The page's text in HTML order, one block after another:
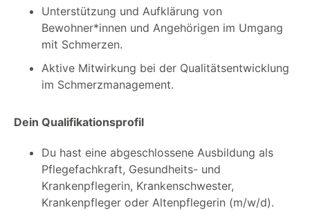
Unterstützung und Aufklärung von
Bewohner*innen und Angehörigen im Umgang
mit Schmerzen.
Aktive Mitwirkung bei der Qualitätsentwicklung
im Schmerzmanagement.
Dein Qualifikationsprofil
Du hast eine abgeschlossene Ausbildung als
Pflegefachkraft, Gesundheits- und
Krankenpflegerin, Krankenschwester,
Krankenpfleger oder Altenpflegerin (m/w/d).